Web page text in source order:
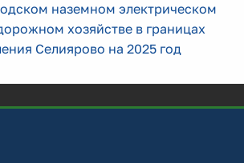
наземном электрическом
хозяйстве в границах
Селиярово на 2025 год